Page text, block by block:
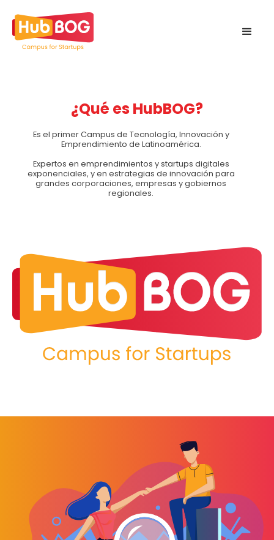
¿Qué es HubBOG?
Es el primer Campus de Tecnología, Innovación y
Emprendimiento de Latinoamérica.
Expertos en emprendimientos y startups digitales
exponenciales, y en estrategias de innovación para
grandes corporaciones, empresas y gobiernos
regionales.